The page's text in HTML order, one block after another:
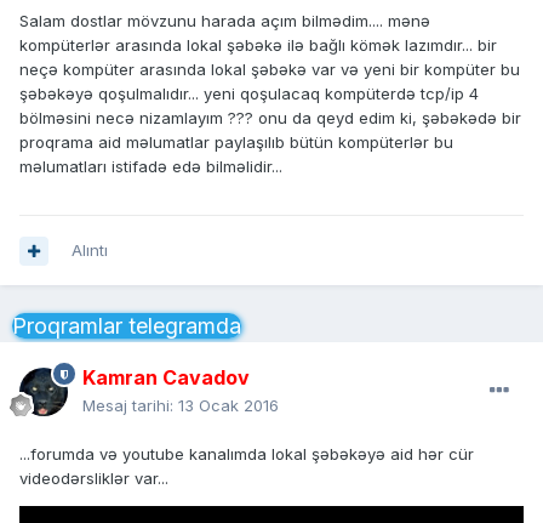
Salam dostlar mövzunu harada açım bilmədim.... mənə
kompüterlər arasında lokal şəbəkə ilə bağlı kömək lazımdır... bir
neçə kompüter arasında lokal şəbəkə var və yeni bir kompüter bu
şəbəkəyə qoşulmalıdır... yeni qoşulacaq kompüterdə tcp/ip 4
bölməsini necə nizamlayım ??? onu da qeyd edim ki, şəbəkədə bir
proqrama aid məlumatlar paylaşılıb bütün kompüterlər bu
məlumatları istifadə edə bilməlidir...
Alıntı
Proqramlar telegramda
Kamran Cavadov
Mesaj tarihi: 13 Ocak 2016
...forumda və youtube kanalımda lokal şəbəkəyə aid hər cür
videodərsliklər var...